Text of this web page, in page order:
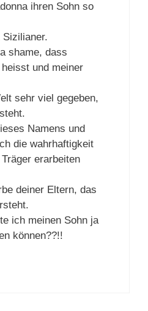
ihren Sohn so
shame, dass
und meiner
sehr viel gegeben,
Namens und
die wahrhaftigkeit
erarbeiten
deiner Eltern, das
ich meinen Sohn ja
können??!!